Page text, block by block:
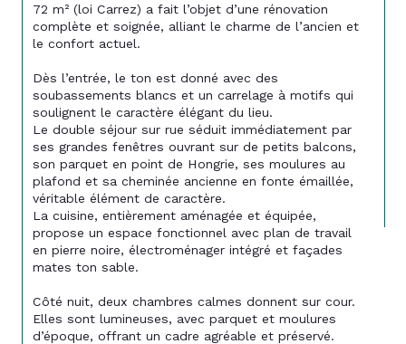
72 m² (loi Carrez) a fait l’objet d’une rénovation
complète et soignée, alliant le charme de l’ancien et
le confort actuel.
Dès l’entrée, le ton est donné avec des
soubassements blancs et un carrelage à motifs qui
soulignent le caractère élégant du lieu.
Le double séjour sur rue séduit immédiatement par
ses grandes fenêtres ouvrant sur de petits balcons,
son parquet en point de Hongrie, ses moulures au
plafond et sa cheminée ancienne en fonte émaillée,
véritable élément de caractère.
La cuisine, entièrement aménagée et équipée,
propose un espace fonctionnel avec plan de travail
en pierre noire, électroménager intégré et façades
mates ton sable.
Côté nuit, deux chambres calmes donnent sur cour.
Elles sont lumineuses, avec parquet et moulures
d’époque, offrant un cadre agréable et préservé.